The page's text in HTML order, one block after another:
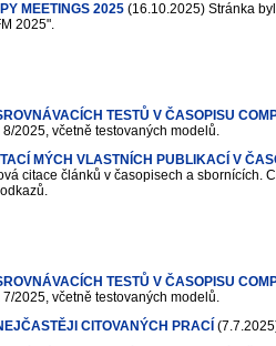
MEETINGS 2025 (16.10.2025) Stránka
2025".
TESTŮ V ČASOPISU
2025, včetně testovaných modelů.
MÝCH VLASTNÍCH PUBLIKACÍ V
citace článků v časopisech a sbornících.
TESTŮ V ČASOPISU
2025, včetně testovaných modelů.
CITOVANÝCH PRACÍ